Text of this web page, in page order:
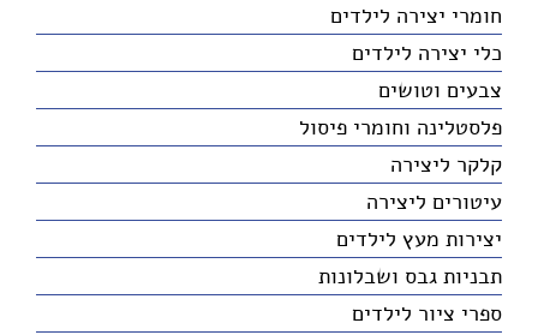
חומרי יצירה לילדים
כלי יצירה לילדים
צבעים וטושים
פלסטלינה וחומרי פיסול
קלקר ליצירה
עיטורים ליצירה
יצירות מעץ לילדים
תבניות גבס ושבלונות
ספרי ציור לילדים